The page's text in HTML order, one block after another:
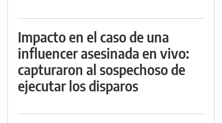
Impacto en el caso de una
influencer asesinada en vivo:
capturaron al sospechoso de
ejecutar los disparos